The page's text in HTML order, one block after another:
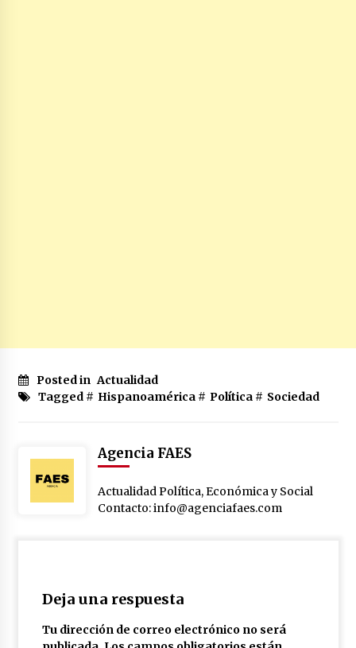
Posted in Actualidad
Tagged # Hispanoamérica# Política# Sociedad
Agencia FAES
Actualidad Política, Económica y Social
Contacto: info@agenciafaes.com
Deja una respuesta
Tu dirección de correo electrónico no será